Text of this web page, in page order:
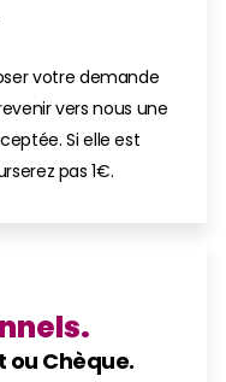
votre demande
vers nous une
Si elle est
pas 1€.
ou Chèque.